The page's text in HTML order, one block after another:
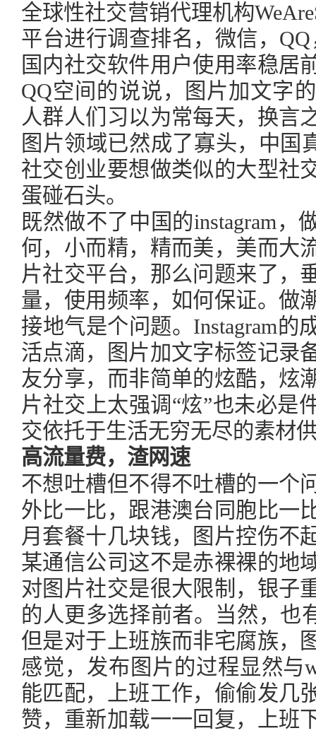
全球性社交营销代理机构
平台进行调查排名，微信，
国内社交软件用户使用率稳居
QQ空间的说说，图片加文字
人群人们习以为常每天，换言
图片领域已然成了寡头，中国
社交创业要想做类似的大型社
蛋碰石头。
既然做不了中国的instagram，
何，小而精，精而美，美而大
片社交平台，那么问题来了，
量，使用频率，如何保证。做
接地气是个问题。Instagram的
活点滴，图片加文字标签记录
友分享，而非简单的炫酷，炫
片社交上太强调“炫”也未必是
交依托于生活无穷无尽的素材
高流量费，渣网速
不想吐槽但不得不吐槽的一个
外比一比，跟港澳台同胞比一
月套餐十几块钱，图片控伤不
某通信公司这不是赤裸裸的地
对图片社交是很大限制，银子
的人更多选择前者。当然，也
但是对于上班族而非宅腐族，
感觉，发布图片的过程显然
能匹配，上班工作，偷偷发几
赞，重新加载一一回复，上班